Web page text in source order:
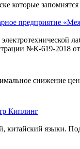
которые
предприятие
№К-619-2018 от
снижение
Киплинг
китайский языки.